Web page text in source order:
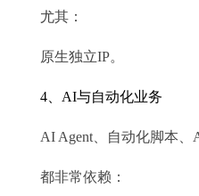
尤其：
原生独立IP。
4、AI与自动化业务
AI Agent、自动化脚本、
都非常依赖：